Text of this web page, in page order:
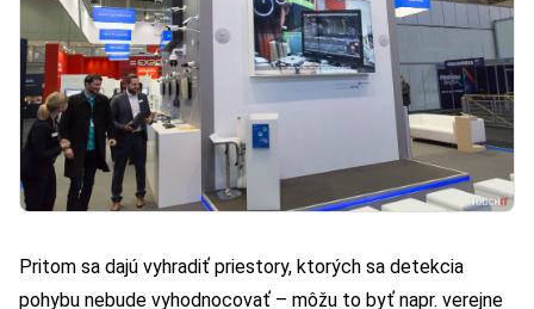
Pritom sa dajú vyhradiť priestory, ktorých sa detekcia
pohybu nebude vyhodnocovať – môžu to byť napr. verejne